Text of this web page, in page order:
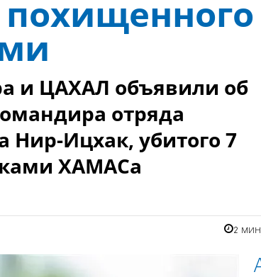
и ЦАХАЛ объявили об
отряда
Нир-Ицхак, убитого 7
ХАМАСа
2